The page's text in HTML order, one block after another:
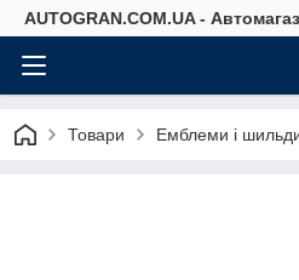
AUTOGRAN.COM.UA -
Товари Емблеми і